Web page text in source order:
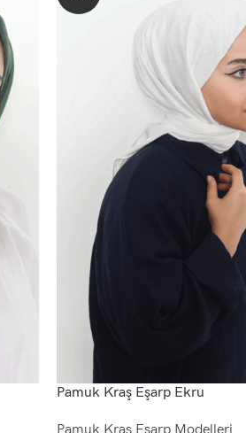
Pamuk Kraş Eşarp Ekru